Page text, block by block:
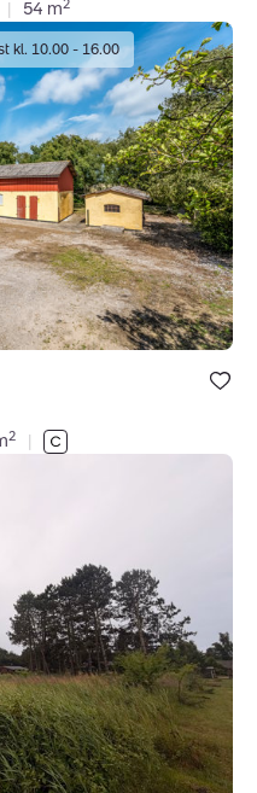
| 54 m2
kl. 10.00 - 16.00
Bolig er
under dine
2 |